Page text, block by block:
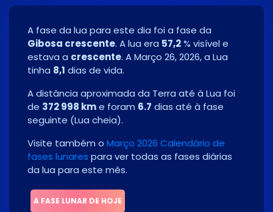
A fase da lua para este dia foi a fase da
Gibosa crescente. A lua era 57,2% visível e
estava a crescente. AMarço 26, 2026, a Lua
tinha 8,1 dias de vida.
A distância aproximada da Terra até à Lua foi
de 372 998 kme foram 6.7 dias até à fase
seguinte (Lua cheia).
Visite também o Março 2026 Calendário de
fases lunares para ver todas as fases diárias
da lua para este mês.
A FASE LUNAR DE HOJE